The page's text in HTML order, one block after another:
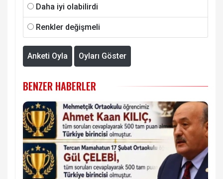
Daha iyi olabilirdi
Renkler değişmeli
Anketi Oyla Oyları Göster
BENZER HABERLER